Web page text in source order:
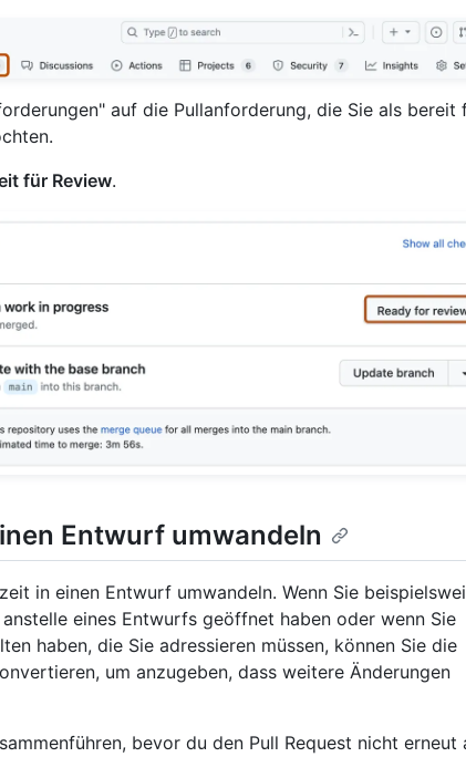
auf die Pullanforderung, die Sie als bereit
für Review.
Entwurf umwandeln
in einen Entwurf umwandeln. Wenn Sie
eines Entwurfs geöffnet haben oder wenn Sie
haben, die Sie adressieren müssen, können Sie die
um anzugeben, dass weitere Änderungen
bevor du den Pull Request nicht erneut